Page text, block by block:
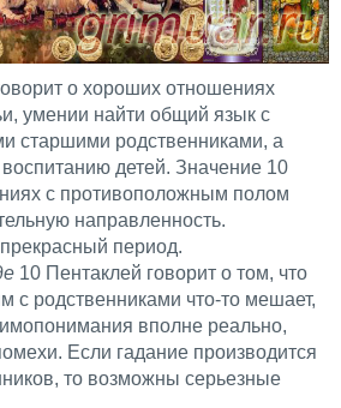
о хороших отношениях
умении найти общий язык с
старшими родственниками, а
детей. Значение 10
с противоположным полом
направленность.
период.
10 Пентаклей говорит о том, что
с родственниками что-то мешает,
вполне реально,
Если гадание производится
то возможны серьезные